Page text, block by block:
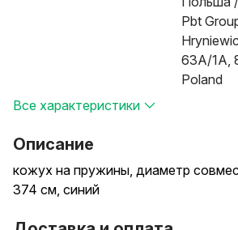
Pbt
63A/1A,
Poland
Все характеристики
Описание
кожух на пружины, диаметр
374 см, синий